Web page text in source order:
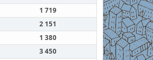
1 719
2 151
1 380
3 450